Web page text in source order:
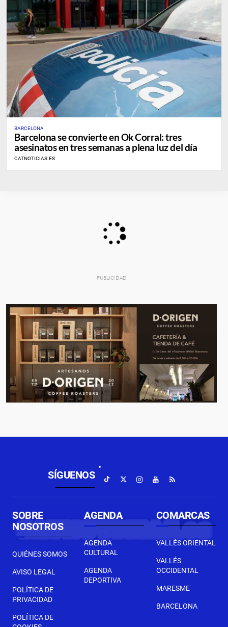
BARCELONA
Barcelona se convierte en Ok Corral: tres
asesinatos en tres semanas a plena luz del día
CATNOTICIAS.ES
SÍGUENOS
SOBRE
NOSOTROS
QUIÉNES SOMOS
AVISO LEGAL
POLÍTICA DE
PRIVACIDAD
POLÍTICA DE
AGENDA
AGENDA
CULTURAL
AGENDA
DEPORTIVA
COMARCAS
VALLÉS ORIENTAL
VALLÉS
OCCIDENTAL
MARESME
BARCELONA